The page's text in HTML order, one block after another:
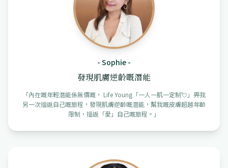
- Sophie -
發現肌膚逆齡嘅潛能
「內在嘅年輕潛能係無價嘅， Life Young「一人一肌一定制💘」畀我
另一次搵返自己嘅旅程，發現肌膚逆齡嘅潛能，幫我嘅皮膚超越年齡
限制，搵返「愛」自己嘅旅程。 」